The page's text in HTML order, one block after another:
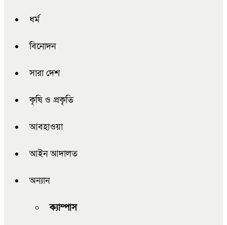
ধর্ম
বিনোদন
সারা দেশ
কৃষি ও প্রকৃতি
আবহাওয়া
আইন আদালত
অন্যান
ক্যাম্পাস